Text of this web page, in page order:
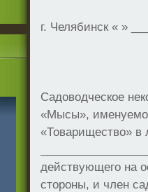
г. Челябинск « »
Садоводческое
«Мысы»,
«Товарищество» в
действующего на
стороны, и член